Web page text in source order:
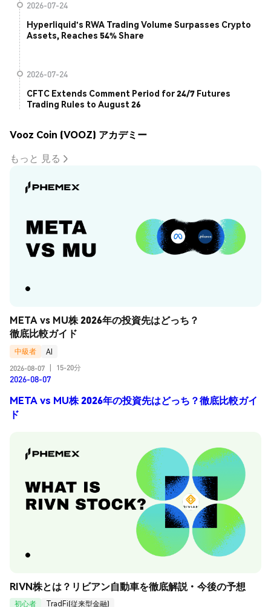
2026-07-24
Hyperliquid's RWA Trading Volume Surpasses Crypto
Assets, Reaches 54% Share
2026-07-24
CFTC Extends Comment Period for 24/7 Futures
Trading Rules to August 26
Vooz Coin (VOOZ) アカデミー
もっと 見る
META vs MU株 2026年の投資先はどっち？
徹底比較ガイド
中級者
AI
2026-08-07
15-20分
2026-08-07
META vs MU株 2026年の投資先はどっち？徹底比較ガイ
ド
RIVN株とは？リビアン自動車を徹底解説・今後の予想
初心者
TradFi(従来型金融)